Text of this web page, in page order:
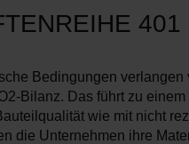
401
Bedingungen verlangen
Bilanz. Das führt zu
wie mit nicht
die Unternehmen ihre